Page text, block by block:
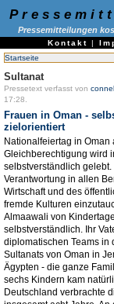
Pressemitteilungen
Kontakt |
Startseite
Sultanat
Pressetext verfasst von
17:28.
Frauen in Oman -
zielorientiert
Nationalfeiertag in Oman
Gleichberechtigung wird
selbstverständlich
Verantwortung in allen
Wirtschaft und des
fremde Kulturen
Almaawali von
selbstverständlich. Ihr
diplomatischen Teams in
Sultanats von Oman in
Ägypten - die ganze
sechs Kindern kam
Deutschland verbrachte